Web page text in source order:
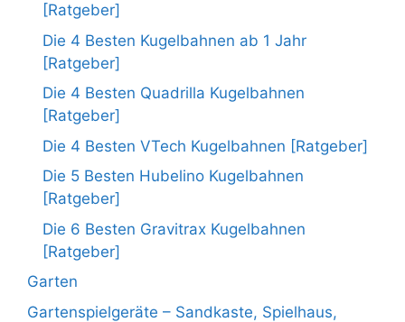
[Ratgeber]
Die 4 Besten Kugelbahnen ab 1 Jahr
[Ratgeber]
Die 4 Besten Quadrilla Kugelbahnen
[Ratgeber]
Die 4 Besten VTech Kugelbahnen [Ratgeber]
Die 5 Besten Hubelino Kugelbahnen
[Ratgeber]
Die 6 Besten Gravitrax Kugelbahnen
[Ratgeber]
Garten
Gartenspielgeräte – Sandkaste, Spielhaus,